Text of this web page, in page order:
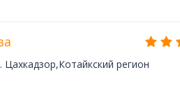
регион